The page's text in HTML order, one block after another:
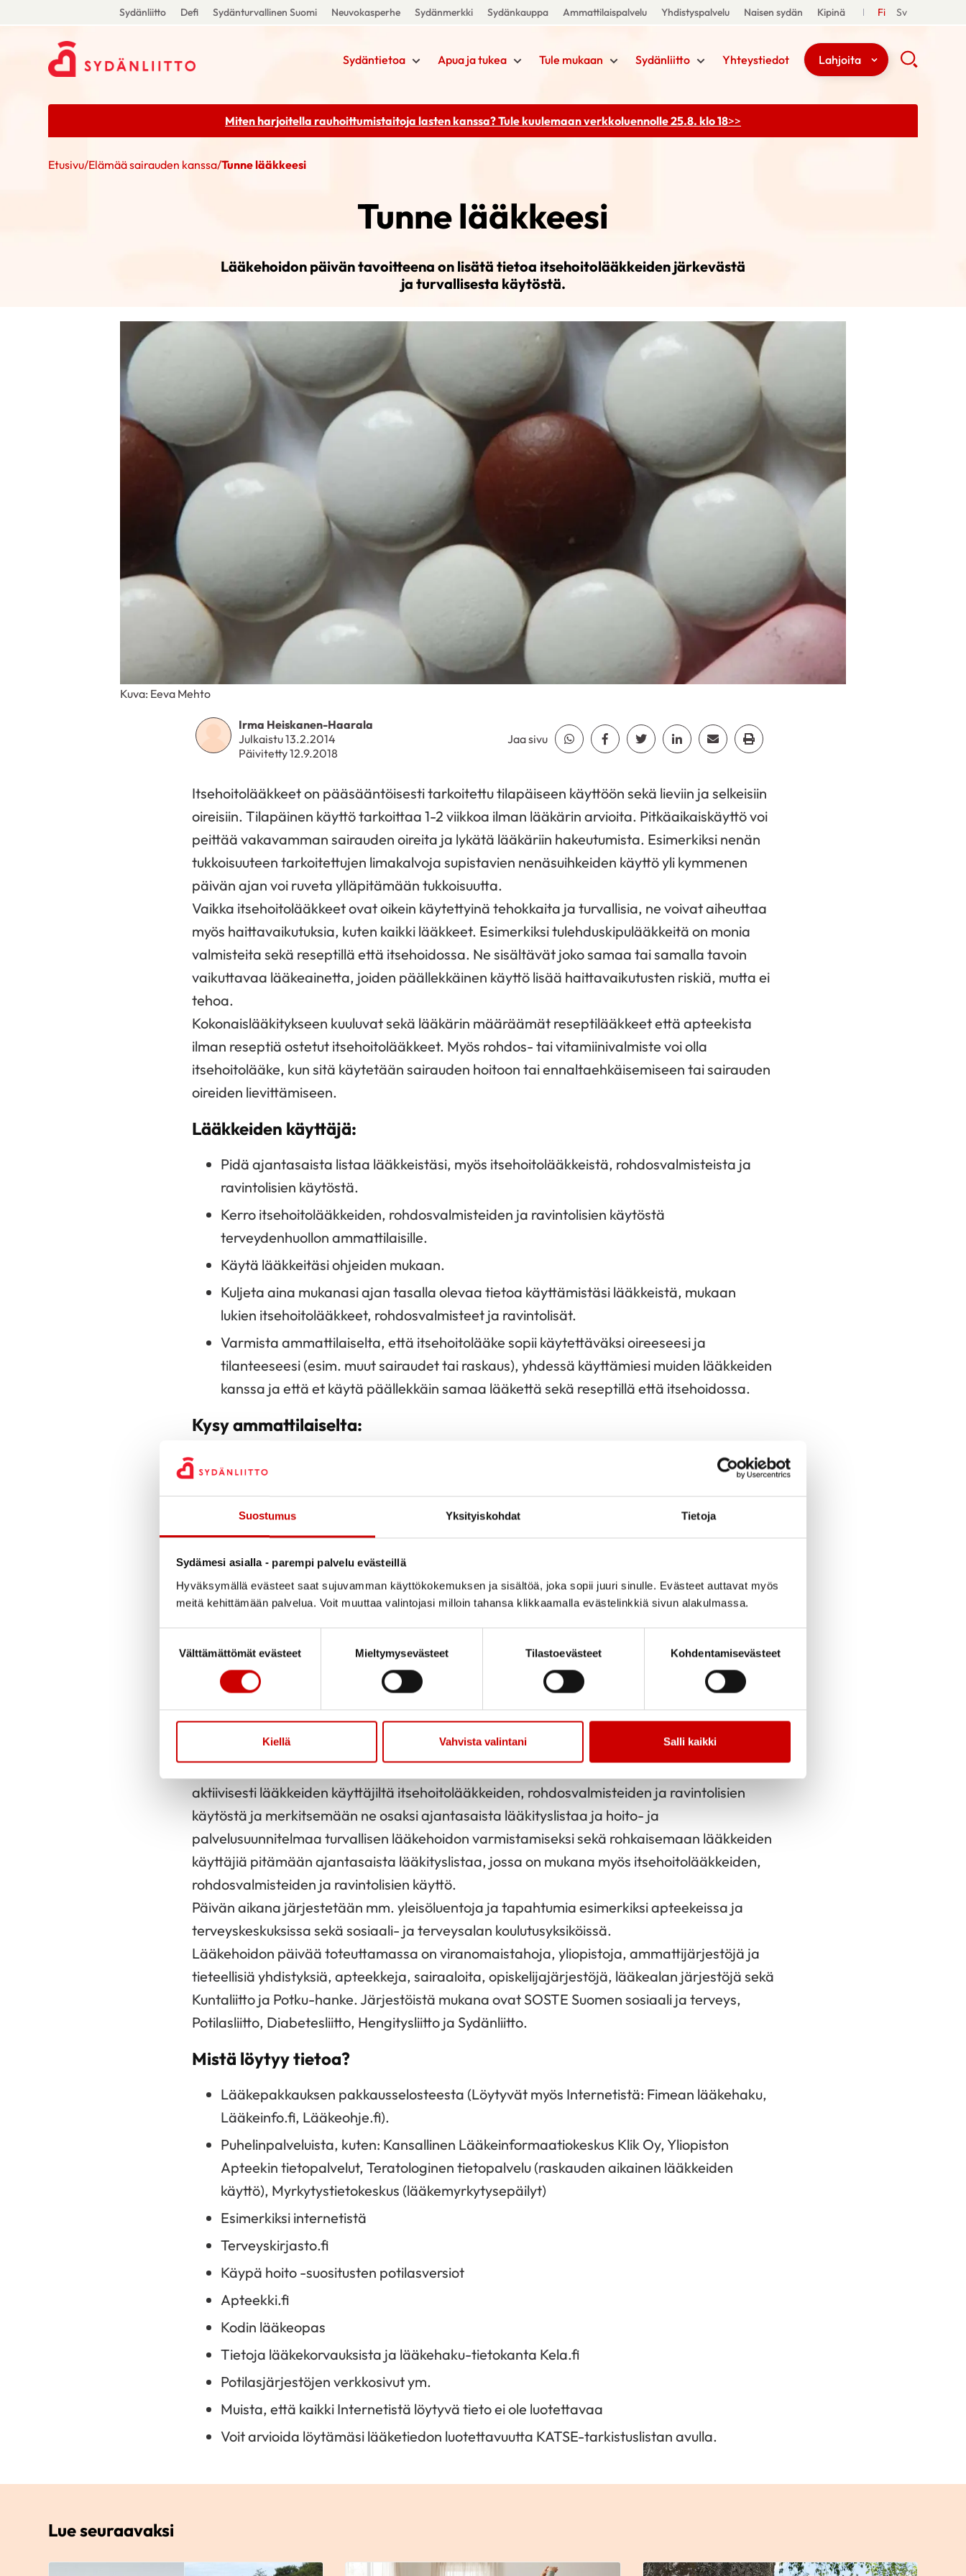
Suostumus Yksityiskohdat Tietoja
Sydämesi asialla - parempi palvelu evästeillä
Hyväksymällä evästeet saat sujuvamman käyttökokemuksen ja sisältöä, joka sopii juuri sinulle. Evästeet auttavat myös
meitä kehittämään palvelua. Voit muuttaa valintojasi milloin tahansa klikkaamalla evästelinkkiä sivun alakulmassa.
Välttämättömät evästeet
Mieltymysevästeet Tilastoevästeet Kohdentamisevästeet
Kiellä Vahvista valintani Salli kaikki
Sydänliitto Defi Sydänturvallinen Suomi Neuvokasperhe Sydänmerkki Sydänkauppa Ammattilaispalvelu Yhdistyspalvelu Naisen sydän Kipinä Fi Sv
Sydäntietoa Apua ja tukea Tule mukaan Sydänliitto Yhteystiedot Lahjoita
Miten harjoitella rauhoittumistaitoja lasten kanssa? Tule kuulemaanverkkoluennolle 25.8. klo 18>>
Etusivu/Elämää sairauden kanssa/Tunne lääkkeesi
Tunne lääkkeesi
Lääkehoidon päivän tavoitteena on lisätä tietoa itsehoitolääkkeiden järkevästä
ja turvallisesta käytöstä.
Irma Heiskanen-Haarala
Julkaistu 13.2.2014
Päivitetty 12.9.2018
Jaa sivu Jaa Whatsapp
Jaa Facebook
Jaa TwitterJaa LinkedinJaa EmailJaa Print
Kuva: Eeva Mehto
Itsehoitolääkkeet on pääsääntöisesti tarkoitettu tilapäiseen käyttöön sekä lieviin ja selkeisiin
oireisiin. Tilapäinen käyttö tarkoittaa 1-2 viikkoa ilman lääkärin arvioita. Pitkäaikaiskäyttö voi
peittää vakavamman sairauden oireita ja lykätä lääkäriin hakeutumista. Esimerkiksi nenän
tukkoisuuteen tarkoitettujen limakalvoja supistavien nenäsuihkeiden käyttö yli kymmenen
päivän ajan voi ruveta ylläpitämään tukkoisuutta.
Vaikka itsehoitolääkkeet ovat oikein käytettyinä tehokkaita ja turvallisia, ne voivat aiheuttaa
myös haittavaikutuksia, kuten kaikki lääkkeet. Esimerkiksi tulehduskipulääkkeitä on monia
valmisteita sekä reseptillä että itsehoidossa. Ne sisältävät joko samaa tai samalla tavoin
vaikuttavaa lääkeainetta, joiden päällekkäinen käyttö lisää haittavaikutusten riskiä, mutta ei
tehoa.
Kokonaislääkitykseen kuuluvat sekä lääkärin määräämät reseptilääkkeet että apteekista
ilman reseptiä ostetut itsehoitolääkkeet. Myös rohdos- tai vitamiinivalmiste voi olla
itsehoitolääke, kun sitä käytetään sairauden hoitoon tai ennaltaehkäisemiseen tai sairauden
oireiden lievittämiseen.
Lääkkeiden käyttäjä:
Pidä ajantasaista listaa lääkkeistäsi, myös itsehoitolääkkeistä, rohdosvalmisteista ja
ravintolisien käytöstä.
Kerro itsehoitolääkkeiden, rohdosvalmisteiden ja ravintolisien käytöstä
terveydenhuollon ammattilaisille.
Käytä lääkkeitäsi ohjeiden mukaan.
Kuljeta aina mukanasi ajan tasalla olevaa tietoa käyttämistäsi lääkkeistä, mukaan
lukien itsehoitolääkkeet, rohdosvalmisteet ja ravintolisät.
Varmista ammattilaiselta, että itsehoitolääke sopii käytettäväksi oireeseesi ja
tilanteeseesi (esim. muut sairaudet tai raskaus), yhdessä käyttämiesi muiden lääkkeiden
kanssa ja että et käytä päällekkäin samaa lääkettä sekä reseptillä että itsehoidossa.
Kysy ammattilaiselta:
Miten hyödyt lääkkeestäsi?
Sopivatko kaikki käyttämäsi lääkkeet yhteen?
Mitä haittavaikutuksia käyttämilläsi lääkkeillä voi olla ja miten niihin tulisi suhtautua?
Oletko ymmärtänyt ohjeet oikein?
Miten pidät ajan tasalla olevaa lääkitystietokorttia?
Miten ostat lääkkeesi taloudellisimmin?
Lääkehoidon päivä 19.3.
Toista kertaa vietettävän Lääkehoidon päivän tavoitteena on aktivoida lääkkeiden käyttäjät
huomiomaan itsehoitolääkkeiden käyttö osana kokonaislääkitystä ja ohjata lääkkeiden
käyttäjiä luotettaviin lääketiedon lähteisiin. Alan ammattilaisia kannustetaan kysymään
aktiivisesti lääkkeiden käyttäjiltä itsehoitolääkkeiden, rohdosvalmisteiden ja ravintolisien
käytöstä ja merkitsemään ne osaksi ajantasaista lääkityslistaa ja hoito- ja
palvelusuunnitelmaa turvallisen lääkehoidon varmistamiseksi sekä rohkaisemaan lääkkeiden
käyttäjiä pitämään ajantasaista lääkityslistaa, jossa on mukana myös itsehoitolääkkeiden,
rohdosvalmisteiden ja ravintolisien käyttö.
Päivän aikana järjestetään mm. yleisöluentoja ja tapahtumia esimerkiksi apteekeissa ja
terveyskeskuksissa sekä sosiaali- ja terveysalan koulutusyksiköissä.
Lääkehoidon päivää toteuttamassa on viranomaistahoja, yliopistoja, ammattijärjestöjä ja
tieteellisiä yhdistyksiä, apteekkeja, sairaaloita, opiskelijajärjestöjä, lääkealan järjestöjä sekä
Kuntaliitto ja Potku-hanke. Järjestöistä mukana ovat SOSTE Suomen sosiaali ja terveys,
Potilasliitto, Diabetesliitto, Hengitysliitto ja Sydänliitto.
Mistä löytyy tietoa?
Lääkepakkauksen pakkausselosteesta (Löytyvät myös Internetistä: Fimean lääkehaku,
Lääkeinfo.fi, Lääkeohje.fi).
Puhelinpalveluista, kuten: Kansallinen Lääkeinformaatiokeskus Klik Oy, Yliopiston
Apteekin tietopalvelut, Teratologinen tietopalvelu (raskauden aikainen lääkkeiden
käyttö), Myrkytystietokeskus (lääkemyrkytysepäilyt)
Esimerkiksi internetistä
Terveyskirjasto.fi
Käypä hoito -suositusten potilasversiot
Apteekki.fi
Kodin lääkeopas
Tietoja lääkekorvauksista ja lääkehaku-tietokanta Kela.fi
Potilasjärjestöjen verkkosivut ym.
Muista, että kaikki Internetistä löytyvä tieto ei ole luotettavaa
Voit arvioida löytämäsi lääketiedon luotettavuutta KATSE-tarkistuslistan avulla.
Lue seuraavaksi